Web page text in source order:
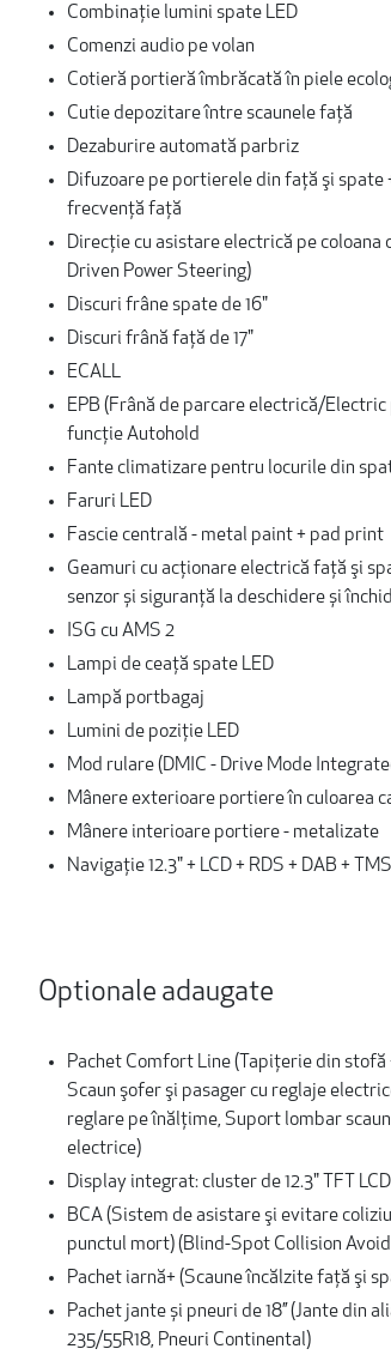
Combinaţie lumini spate LED
Comenzi audio pe volan
Cotieră portieră îmbrăcată în piele
Cutie depozitare între scaunele faţă
Dezaburire automată parbriz
Difuzoare pe portierele din faţă şi spate
frecvenţă faţă
Direcţie cu asistare electrică pe coloana
Driven Power Steering)
Discuri frâne spate de 16"
Discuri frână faţă de 17"
ECALL
EPB (Frână de parcare electrică/Electric
funcţie Autohold
Fante climatizare pentru locurile din
Faruri LED
Fascie centrală - metal paint + pad print
Geamuri cu acționare electrică faţă şi
senzor și siguranță la deschidere și
ISG cu AMS 2
Lampi de ceaţă spate LED
Lampă portbagaj
Lumini de poziţie LED
Mod rulare (DMIC - Drive Mode
Mânere exterioare portiere în culoarea
Mânere interioare portiere - metalizate
Navigație 12.3" + LCD + RDS + DAB +
Optionale adaugate
Pachet Comfort Line (Tapiţerie din stofă
Scaun şofer şi pasager cu reglaje
reglare pe înălţime, Suport lombar
electrice)
Display integrat: cluster de 12.3" TFT LCD
BCA (Sistem de asistare şi evitare
punctul mort) (Blind-Spot Collision
Pachet iarnă+ (Scaune încălzite faţă şi
Pachet jante și pneuri de 18’’ (Jante din
235/55R18, Pneuri Continental)